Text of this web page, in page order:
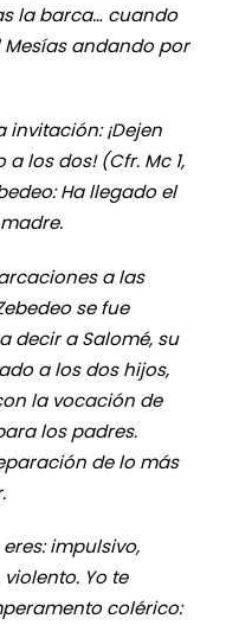
la barca… cuando
andando por
¡Dejen
los dos! (Cfr. Mc 1,
Ha llegado el
a las
se fue
decir a Salomé, su
a los dos hijos,
la vocación de
los padres.
de lo más
impulsivo,
Yo te
colérico: